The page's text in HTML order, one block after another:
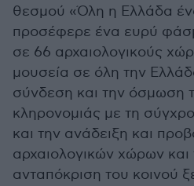
θεσμού «Όλη η Ελλάδα
προσέφερε ένα ευρύ
σε 66 αρχαιολογικούς
μουσεία σε όλη την
σύνδεση και την όσμωση
κληρονομιάς με τη
και την ανάδειξη και
αρχαιολογικών χώρων
ανταπόκριση του κοινού